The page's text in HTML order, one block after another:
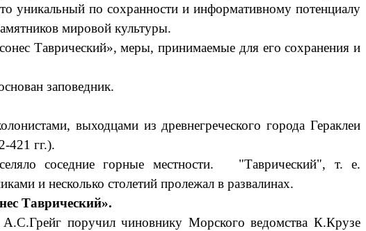
уникальный по сохранности и информативному потенциалу
мировой культуры.
Таврический», меры, принимаемые для его сохранения и
заповедник.
выходцами из древнегреческого города Гераклеи
421 гг.).
соседние горные местности. "Таврический", т. е.
и несколько столетий пролежал в развалинах.
Таврический».
поручил чиновнику Морского ведомства К.Крузе